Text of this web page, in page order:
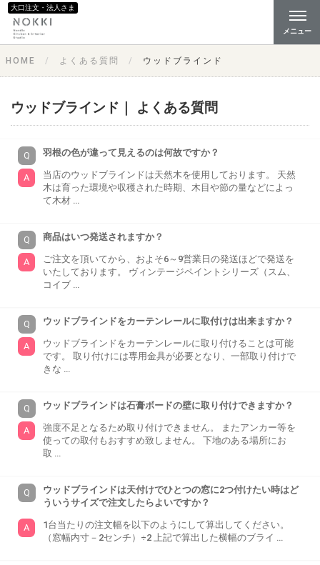
大口注文・法人さま
メニュー
HOME よくある質問 ウッドブラインド
ウッドブラインド｜ よくある質問
羽根の色が違って見えるのは何故ですか？
当店のウッドブラインドは天然木を使用しております。 天然
木は育った環境や収穫された時期、木目や節の量などによっ
て木材 …
商品はいつ発送されますか？
ご注文を頂いてから、およそ6～9営業日の発送ほどで発送を
いたしております。 ヴィンテージペイントシリーズ（スム、
コイブ …
ウッドブラインドをカーテンレールに取付けは出来ますか？
ウッドブラインドをカーテンレールに取り付けることは可能
です。 取り付けには専用金具が必要となり、一部取り付けで
きな …
ウッドブラインドは石膏ボードの壁に取り付けできますか？
強度不足となるため取り付けできません。 またアンカー等を
使っての取付もおすすめ致しません。 下地のある場所にお
取 …
ウッドブラインドは天付けでひとつの窓に2つ付けたい時はど
ういうサイズで注文したらよいですか？
1台当たりの注文幅を以下のようにして算出してください。
（窓幅内寸－2センチ）÷2 上記で算出した横幅のブライ …